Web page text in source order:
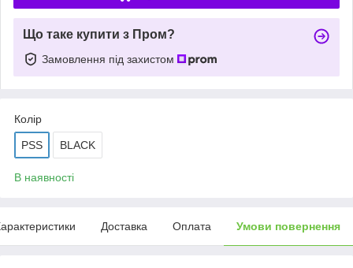
Що таке купити з Пром?
Замовлення під захистом
Колір
PSS BLACK
В наявності
Доставка Оплата Умови повернення